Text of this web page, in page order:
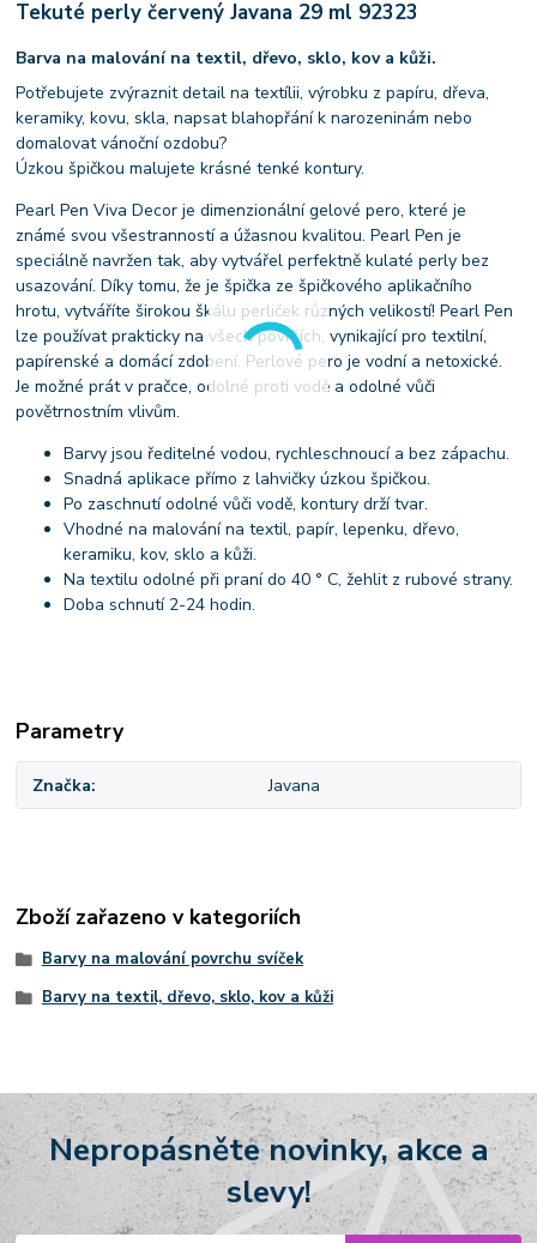
Tekuté perly červený Javana 29 ml 92323
Barva na malování na textil, dřevo, sklo, kov a kůži.
Potřebujete zvýraznit detail na textílii, výrobku z papíru, dřeva,
keramiky, kovu, skla, napsat blahopřání k narozeninám nebo
domalovat vánoční ozdobu?
Úzkou špičkou malujete krásné tenké kontury.
Pearl Pen Viva Decor je dimenzionální gelové pero, které je
známé svou všestranností a úžasnou kvalitou. Pearl Pen je
speciálně navržen tak, aby vytvářel perfektně kulaté perly bez
usazování. Díky tomu, že je špička ze špičkového aplikačního
hrotu, vytváříte širokou škálu perliček různých velikostí! Pearl Pen
lze používat prakticky na všech površích, vynikající pro textilní,
papírenské a domácí zdobení. Perlové pero je vodní a netoxické.
Je možné prát v pračce, odolné proti vodě a odolné vůči
povětrnostním vlivům.
Barvy jsou ředitelné vodou, rychleschnoucí a bez zápachu.
Snadná aplikace přímo z lahvičky úzkou špičkou.
Po zaschnutí odolné vůči vodě, kontury drží tvar.
Vhodné na malování na textil, papír, lepenku, dřevo,
keramiku, kov, sklo a kůži.
Na textilu odolné při praní do 40 ° C, žehlit z rubové strany.
Doba schnutí 2-24 hodin.
Parametry
Značka Javana
Zboží zařazeno v kategoriích
Barvy na malování povrchu svíček
Barvy na textil, dřevo, sklo, kov a kůži
Nepropásněte novinky, akce a
slevy!